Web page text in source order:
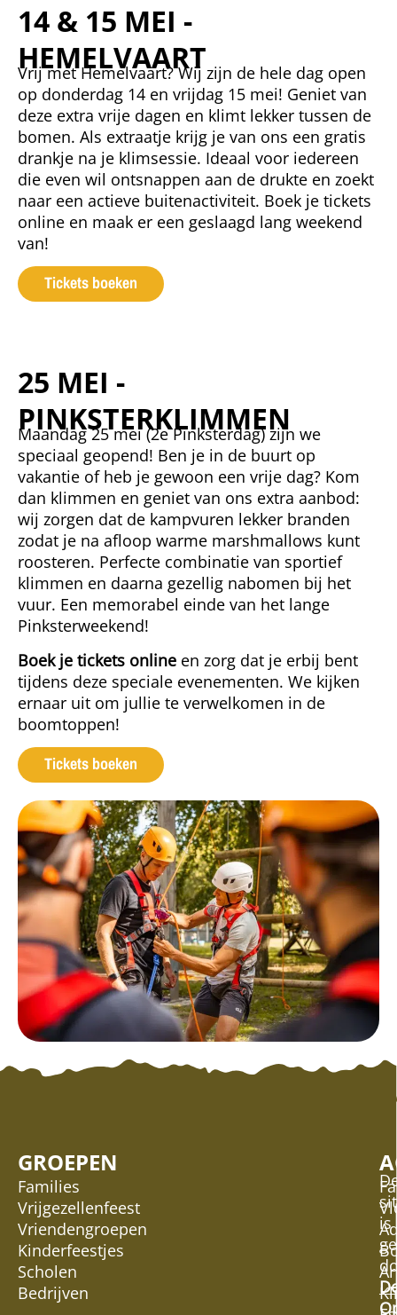
14 & 15 MEI -
HEMELVAART
Vrij met Hemelvaart? Wij zijn de hele dag open
op donderdag 14 en vrijdag 15 mei! Geniet van
deze extra vrije dagen en klimt lekker tussen de
bomen. Als extraatje krijg je van ons een gratis
drankje na je klimsessie. Ideaal voor iedereen
die even wil ontsnappen aan de drukte en zoekt
naar een actieve buitenactiviteit. Boek je tickets
online en maak er een geslaagd lang weekend
van!
Tickets boeken
25 MEI -
PINKSTERKLIMMEN
Maandag 25 mei (2e Pinksterdag) zijn we
speciaal geopend! Ben je in de buurt op
vakantie of heb je gewoon een vrije dag? Kom
dan klimmen en geniet van ons extra aanbod:
wij zorgen dat de kampvuren lekker branden
zodat je na afloop warme marshmallows kunt
roosteren. Perfecte combinatie van sportief
klimmen en daarna gezellig nabomen bij het
vuur. Een memorabel einde van het lange
Pinksterweekend!
Boek je tickets online en zorg dat je erbij bent
tijdens deze speciale evenementen. We kijken
ernaar uit om jullie te verwelkomen in de
boomtoppen!
Tickets boeken
GROEPEN
Families
Vrijgezellenfeest
Vriendengroepen
Kinderfeestjes
Scholen
Bedrijven
is